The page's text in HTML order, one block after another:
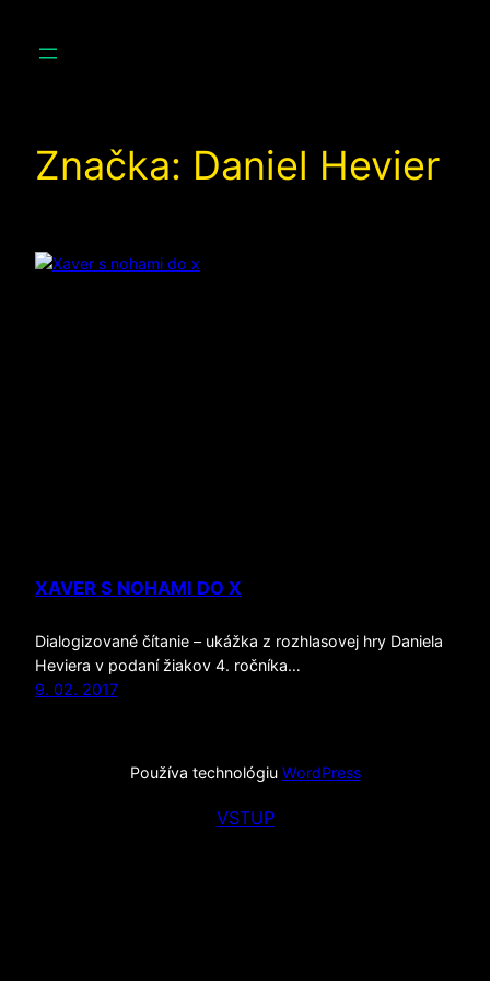
Značka: Daniel Hevier
XAVER S NOHAMI DO X
Dialogizované čítanie – ukážka z rozhlasovej hry Daniela
Heviera v podaní žiakov 4. ročníka…
9. 02. 2017
Používa technológiu WordPress
VSTUP